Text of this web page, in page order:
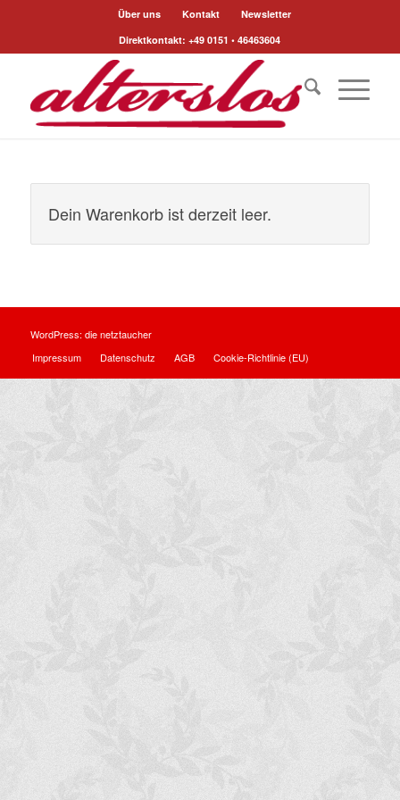
Über uns Kontakt
Newsletter
Direktkontakt: +49 0151 • 46463604
Dein Warenkorb ist derzeit leer.
WordPress: die netztaucher
Impressum
Datenschutz AGB Cookie-Richtlinie (EU)